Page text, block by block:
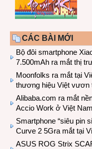
CÁC BÀI MỚI
Bộ đôi smartphone
7.500mAh ra mắt thị
Moonfolks ra mắt tại
thương hiệu Việt vươn
Alibaba.com ra mắt
Accio Work ở Việt Nam
Smartphone “siêu pin
Curve 2 5Gra mắt tại
ASUS ROG Strix